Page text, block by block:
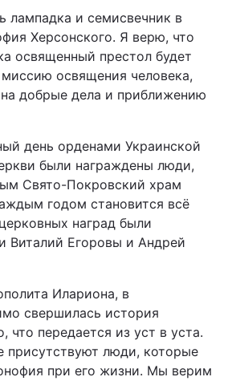
лампадка и семисвечник в
Херсонского. Я верю, что
освященный престол будет
освящения человека,
на добрые дела и приближению
день орденами Украинской
были награждены люди,
Свято-Покровский храм
годом становится всё
наград были
Виталий Егоровы и Андрей
Илариона, в
свершилась история
что передается из уст в уста.
присутствуют люди, которые
при его жизни. Мы верим